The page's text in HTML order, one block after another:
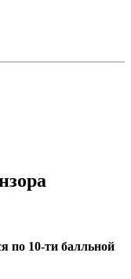
по 10-ти балльной